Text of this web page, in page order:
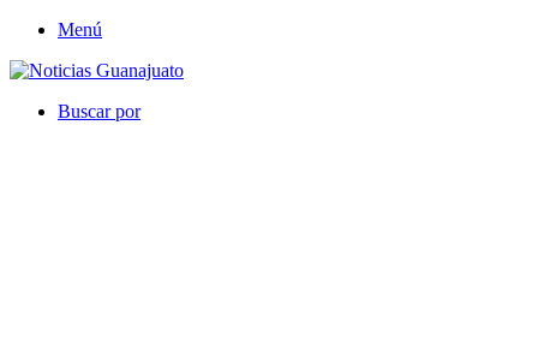
Menú
Buscar por